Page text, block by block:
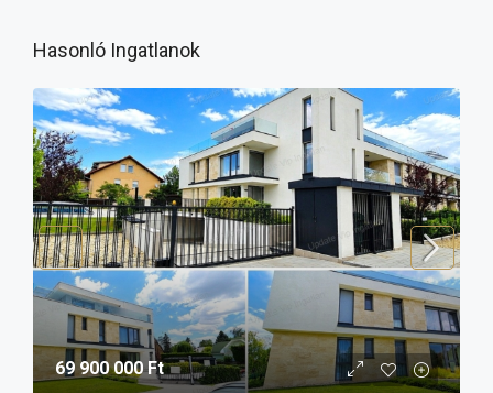
Hasonló Ingatlanok
69 900 000 Ft